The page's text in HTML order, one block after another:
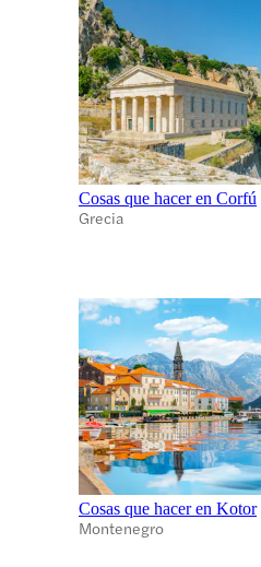
Cosas que hacer en Corfú
Grecia
Cosas que hacer en Kotor
Montenegro